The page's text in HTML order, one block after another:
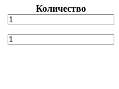
Количество